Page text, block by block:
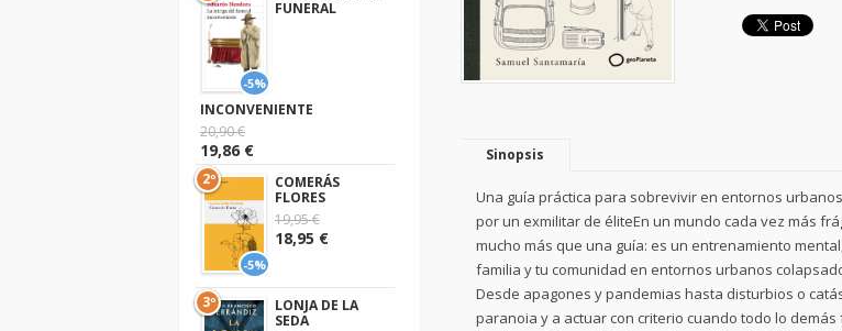
Sinopsis
Una guía práctica para sobrevivir en entornos
por un exmilitar de éliteEn un mundo cada vez más
mucho más que una guía: es un entrenamiento
familia y tu comunidad en entornos urbanos
Desde apagones y pandemias hasta disturbios o
paranoia y a actuar con criterio cuando todo lo demás
-5%
FUNERAL
INCONVENIENTE
20,90 €
19,86 €
-5%
2º
COMERÁS
FLORES
19,95 €
18,95 €
3º
LONJA DE LA
SEDA